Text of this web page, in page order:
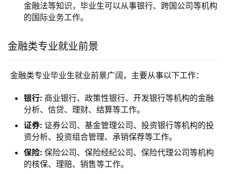
金融法等知识，毕业生可以从事银行、跨国公司等机构
的国际业务工作。
金融类专业就业前景
金融类专业毕业生就业前景广阔，主要从事以下工作：
银行: 商业银行、政策性银行、开发银行等机构的金融
分析、信贷、理财、结算等工作。
证券: 证券公司、基金管理公司、投资银行等机构的投
资分析、投资组合管理、承销保荐等工作。
保险: 保险公司、保险经纪公司、保险代理公司等机构
的核保、理赔、销售等工作。